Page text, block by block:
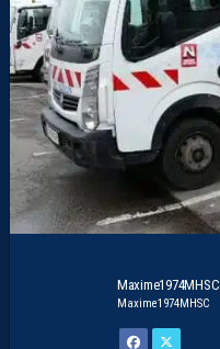
Maxime1974MHSC
Maxime1974MHSC